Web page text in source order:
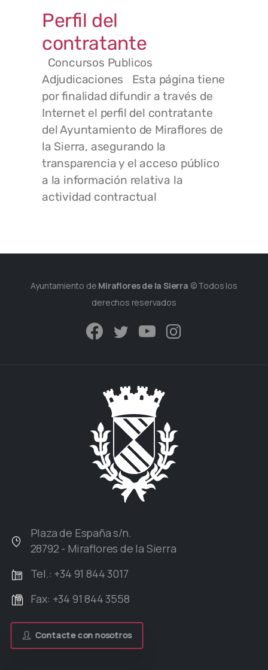
Perfil del
contratante
Concursos Publicos
Adjudicaciones Esta página tiene
por finalidad difundir a través de
Internet el perfil del contratante
del Ayuntamiento de Miraflores de
la Sierra, asegurando la
transparencia y el acceso público
a la información relativa la
actividad contractual
Ayuntamiento de Miraflores de la Sierra © Todos los
derechos reservados
Plaza de España s/n.
28792 - Miraflores de la Sierra
Tel.: +34 91 844 3017
Fax: +34 91 844 3558
Contacte con nosotros